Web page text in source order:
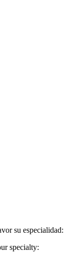
su especialidad:
specialty: